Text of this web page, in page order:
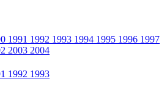
1991 1992 1993 1994 1995 1996 1997
2003 2004
1992 1993